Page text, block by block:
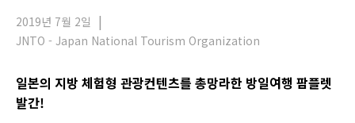
2019년 7월 2일
JNTO - Japan National Tourism Organization
일본의 지방 체험형 관광컨텐츠를 총망라한 방일여행 팜플렛
발간!